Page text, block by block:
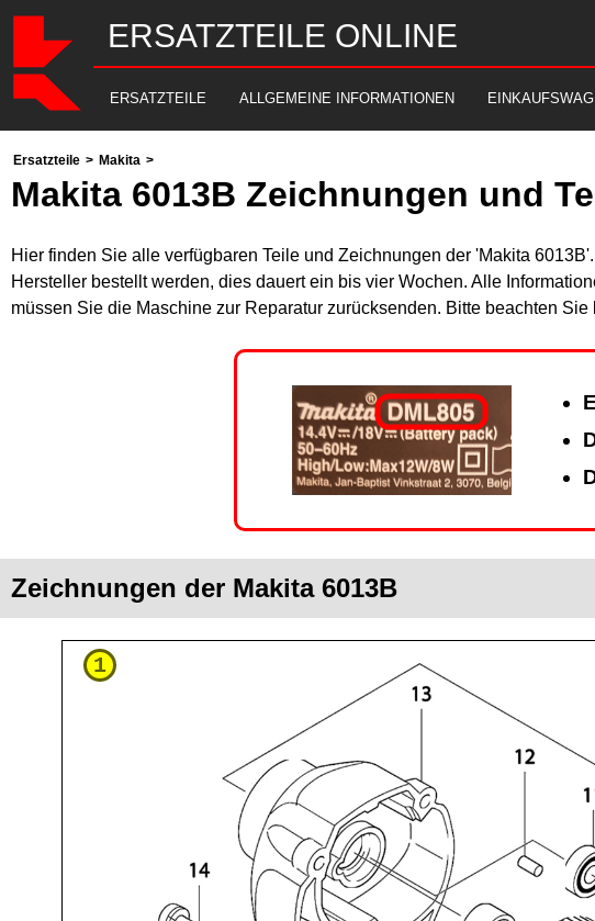
ERSATZTEILE ONLINE
ERSATZTEILE ALLGEMEINE INFORMATIONEN
Ersatzteile > Makita >
Makita 6013B Zeichnungen und
Hier finden Sie alle verfügbaren Teile und Zeichnungen der 'Makita
Hersteller bestellt werden, dies dauert ein bis vier Wochen. Alle
müssen Sie die Maschine zur Reparatur zurücksenden. Bitte beachten
Zeichnungen der Makita 6013B
1